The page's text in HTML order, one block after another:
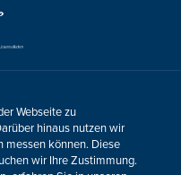
Anmerkungen?
Barrierefreiheit
Webseite zu
hinaus nutzen wir
messen können. Diese
wir Ihre Zustimmung.